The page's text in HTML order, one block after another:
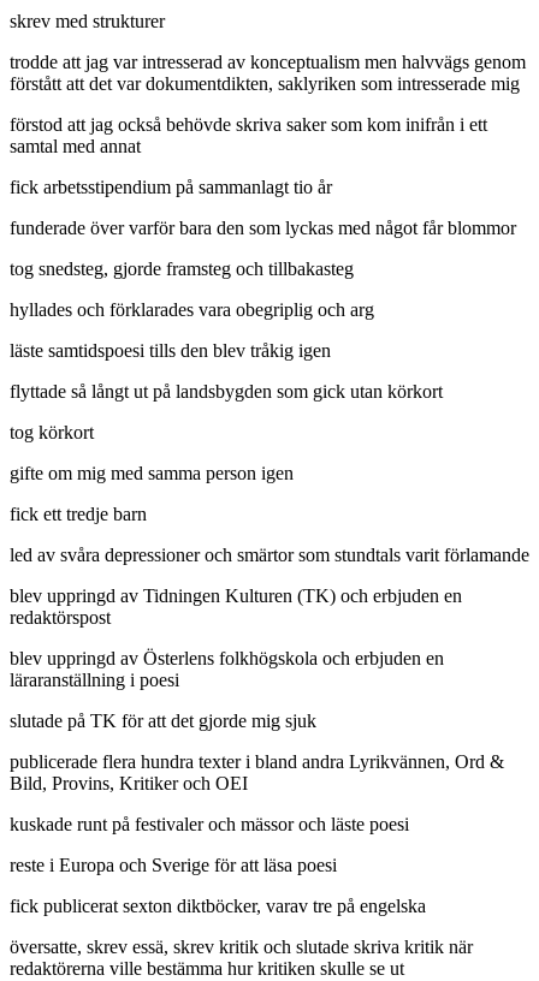
skrev med strukturer
trodde att jag var intresserad av konceptualism men halvvägs genom
förstått att det var dokumentdikten, saklyriken som intresserade mig
förstod att jag också behövde skriva saker som kom inifrån i ett
samtal med annat
fick arbetsstipendium på sammanlagt tio år
funderade över varför bara den som lyckas med något får blommor
tog snedsteg, gjorde framsteg och tillbakasteg
hyllades och förklarades vara obegriplig och arg
läste samtidspoesi tills den blev tråkig igen
flyttade så långt ut på landsbygden som gick utan körkort
tog körkort
gifte om mig med samma person igen
fick ett tredje barn
led av svåra depressioner och smärtor som stundtals varit förlamande
blev uppringd av Tidningen Kulturen (TK) och erbjuden en
redaktörspost
blev uppringd av Österlens folkhögskola och erbjuden en
läraranställning i poesi
slutade på TK för att det gjorde mig sjuk
publicerade flera hundra texter i bland andra Lyrikvännen, Ord &
Bild, Provins, Kritiker och OEI
kuskade runt på festivaler och mässor och läste poesi
reste i Europa och Sverige för att läsa poesi
fick publicerat sexton diktböcker, varav tre på engelska
översatte, skrev essä, skrev kritik och slutade skriva kritik när
redaktörerna ville bestämma hur kritiken skulle se ut